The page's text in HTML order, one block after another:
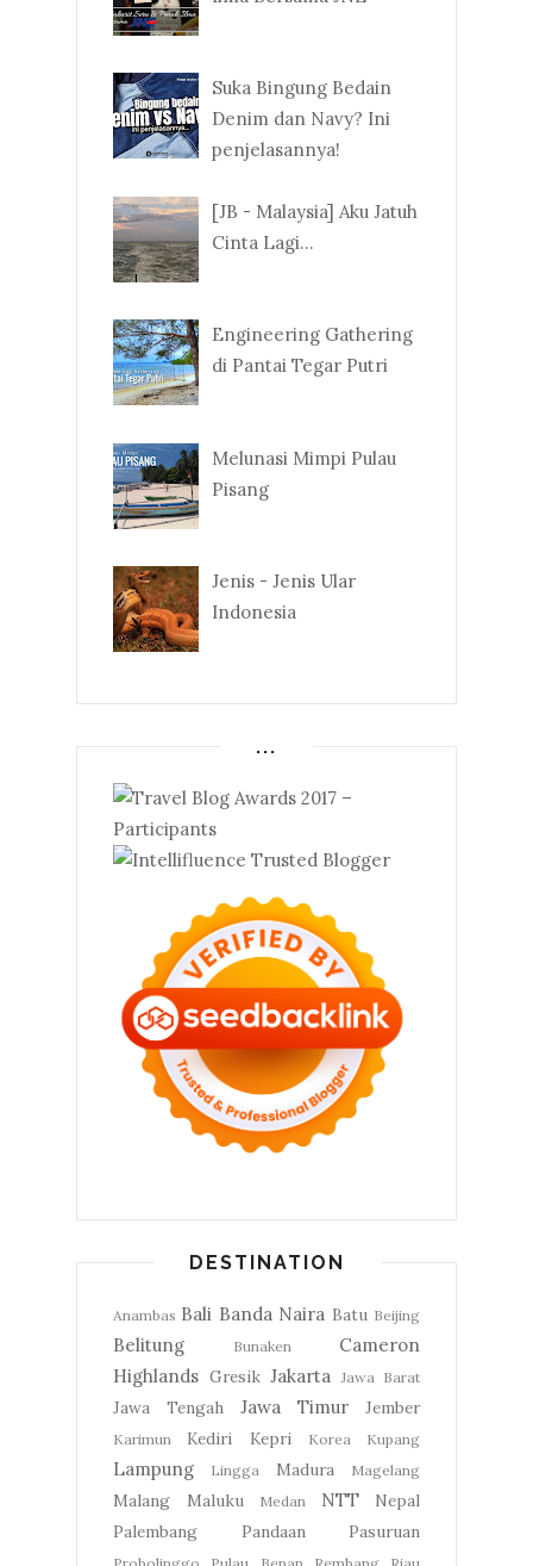
Suka Bingung Bedain
Denim dan Navy? Ini
penjelasannya!
[JB - Malaysia] Aku Jatuh
Cinta Lagi...
Engineering Gathering
di Pantai Tegar Putri
Melunasi Mimpi Pulau
Pisang
Jenis - Jenis Ular
Indonesia
...
DESTINATION
Anambas Bali Banda Naira Batu Beijing
Belitung Bunaken
Cameron
Highlands Gresik Jakarta Jawa Barat
Jawa Tengah Jawa Timur Jember
Karimun Kediri Kepri Korea Kupang
Lampung Lingga Madura Magelang
Malang Maluku Medan NTT
Nepal
Palembang
Pandaan Pasuruan